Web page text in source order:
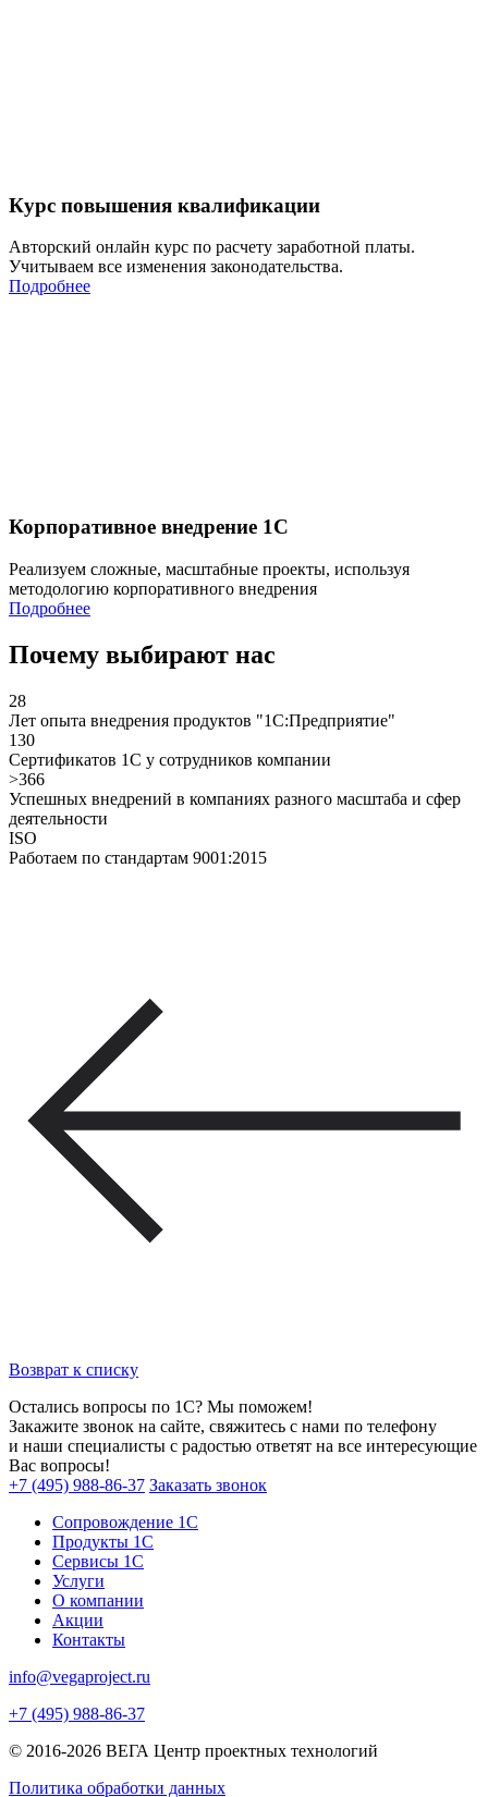
Курс повышения квалификации
Авторский онлайн курс по расчету заработной платы.
Учитываем все изменения законодательства.
Подробнее
Корпоративное внедрение 1С
Реализуем сложные, масштабные проекты, используя
методологию корпоративного внедрения
Подробнее
Почему выбирают нас
28
Лет опыта внедрения продуктов "1С:Предприятие"
130
Сертификатов 1С у сотрудников компании
>366
Успешных внедрений в компаниях разного масштаба и сфер
деятельности
ISO
Работаем по стандартам 9001:2015
Возврат к списку
Остались вопросы по 1С? Мы поможем!
Закажите звонок на сайте, свяжитесь с нами по телефону
и наши специалисты с радостью ответят на все интересующие
Вас вопросы!
+7 (495) 988-86-37 Заказать звонок
Сопровождение 1С
Продукты 1С
Сервисы 1С
Услуги
О компании
Акции
Контакты
info@vegaproject.ru
+7 (495) 988-86-37
© 2016-2026 ВЕГА Центр проектных технологий
Политика обработки данных